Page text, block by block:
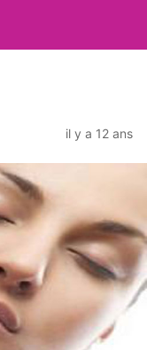
il y a 12 ans